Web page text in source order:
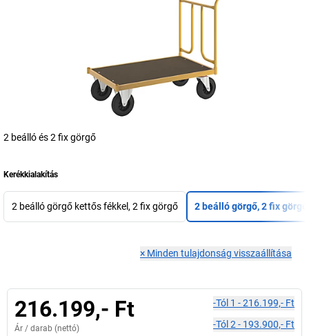
2 beálló és 2 fix görgő
Kerékkialakítás
2 beálló görgő kettős fékkel, 2 fix görgő 2 beálló görgő, 2 fix görgő
× Minden tulajdonság visszaállítása
216.199,- Ft
Ár / darab (nettó)
-tól 1 -216.199,- Ft
-tól 2 - 193.900,- Ft